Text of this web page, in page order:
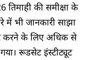
तिमाही की समीक्षा के
में भी जानकारी साझा
करने के लिए अधिक से
रूडसेट इंस्टीट्यूट